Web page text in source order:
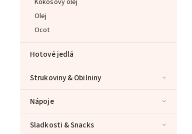
Olej
Ocot
Hotové jedlá
Strukoviny & Obilniny
Nápoje
Sladkosti & Snacks